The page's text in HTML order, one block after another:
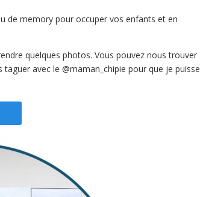
de memory pour occuper vos enfants et en
quelques photos. Vous pouvez nous trouver
taguer avec le @maman_chipie pour que je puisse